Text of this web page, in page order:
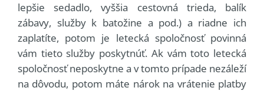
lepšie sedadlo, vyššia cestovná trieda, balík
zábavy, služby k batožine a pod.) a riadne ich
zaplatíte, potom je letecká spoločnosť povinná
vám tieto služby poskytnúť. Ak vám toto letecká
spoločnosť neposkytne a v tomto prípade nezáleží
na dôvodu, potom máte nárok na vrátenie platby